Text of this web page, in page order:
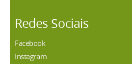
Redes Sociais
Facebook
Instagram